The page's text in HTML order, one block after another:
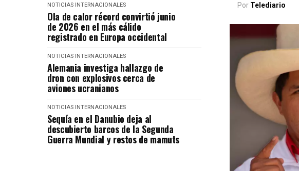
NOTICIAS INTERNACIONALES
Ola de calor récord convirtió junio
de 2026 en el más cálido
registrado en Europa occidental
NOTICIAS INTERNACIONALES
Alemania investiga hallazgo de
dron con explosivos cerca de
aviones ucranianos
NOTICIAS INTERNACIONALES
Sequía en el Danubio deja al
descubierto barcos de la Segunda
Guerra Mundial y restos de mamuts
Por Telediario